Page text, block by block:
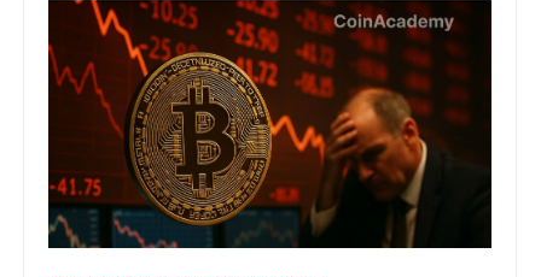
Les trésoreries Bitcoin provoqueront un krash ? Le